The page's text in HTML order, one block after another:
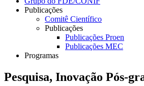
Publicações
Comitê Científico
Publicações
Publicações Proen
Publicações MEC
Programas
Pesquisa, Inovação Pós-